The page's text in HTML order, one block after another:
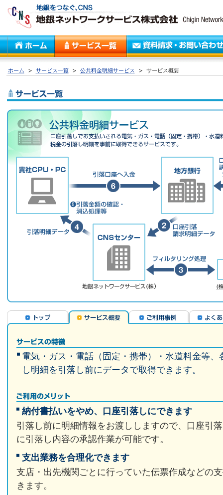
ホーム サービス一覧 公共料金明細サービス サービス概要
電気・ガス・電話（固定・携帯）・水道料金等、
し明細を引落し前にデータで取得できます。
納付書払いをやめ、口座引落しにできます
引落し前に明細情報をお渡ししますので、口座引
に引落し内容の承認作業が可能です。
支出業務を合理化できます
支店・出先機関ごとに行っていた伝票作成などの
きます。